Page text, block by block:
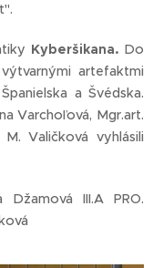
Kyberšikana. Do
artefaktmi
a Švédska.
Varchoľová, Mgr.art.
Valičková vyhlásili
III.A PRO.